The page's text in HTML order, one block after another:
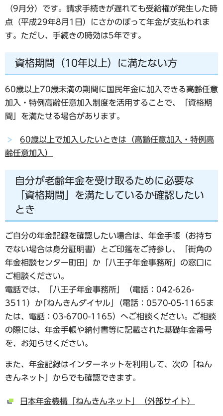
（9月分）です。 請求手続きが遅れても受給権が発生した時
点（平成29年8月1日）にさかのぼって年金が支払われま
す。ただし、手続きの時効は5年です。
資格期間（10年以上）に満たない方
60歳以上70歳未満の期間に国民年金に加入できる高齢任意
加入・特例高齢任意加入制度を活用することで、「資格期
間」を満たせる場合があります。
60歳以上で加入したいときは（高齢任意加入・特例高
齢任意加入）
自分が老齢年金を受け取るために必要な
「資格期間」を満たしているか確認したい
とき
ご自分の年金記録を確認したい場合は、年金手帳（お持ち
でない場合は身分証明書）とご印鑑をご持参し、「街角の
年金相談センター町田」か「八王子年金事務所」の窓口に
ご相談ください。
電話では、「八王子年金事務所」（電話：042-626-
3511）か｢ねんきんダイヤル｣（電話：0570-05-1165ま
たは、電話：03-6700-1165）へご相談ください。ご相談
の際には、年金手帳や納付書等に記載された基礎年金番号
を、お知らせください。
また、年金記録はインターネットを利用して、次の「ねん
きんネット」からでも確認できます。
日本年金機構「ねんきんネット」（外部サイト）